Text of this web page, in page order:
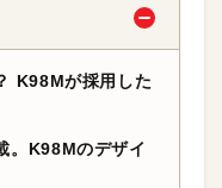
K98Mが採用した
。K98Mのデザイ